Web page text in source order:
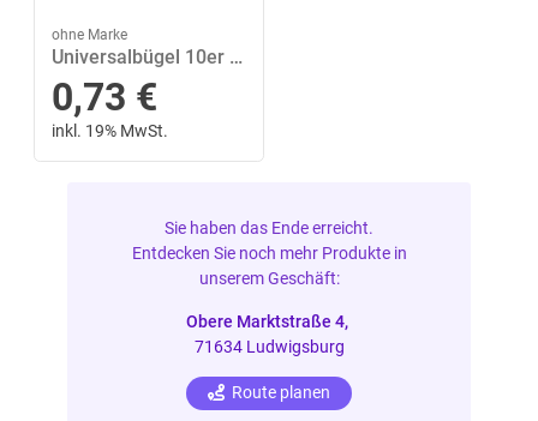
ohne Marke
Universalbügel 10er Beutel
0,73 €
inkl. 19% MwSt.
Sie haben das Ende erreicht.
Entdecken Sie noch mehr Produkte in
unserem Geschäft:
Obere Marktstraße 4,
71634 Ludwigsburg
Route planen